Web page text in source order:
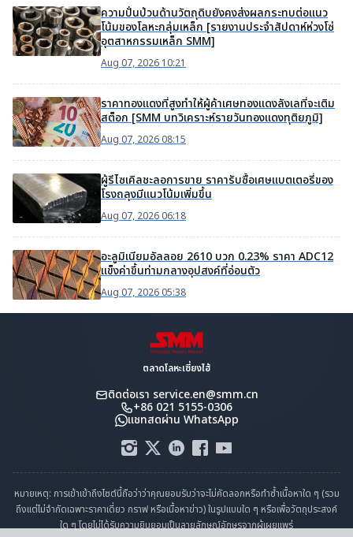
ความปั่นป่วนด้านวัตถุดิบยังคงส่งผลกระทบต่อแนว
โน้มของโลหะกลุ่มเหล็ก [รายงานประจำสัปดาห์ห่วงโซ่
อุตสาหกรรมเหล็ก SMM]
Aug 07, 2026 10:21
ราคาทองแดงที่สูงทำให้ผู้ค้าเศษทองแดงลังเลที่จะเติม
สต็อก [SMM บทวิเคราะห์รายวันทองแดงทุติยภูมิ]
Aug 07, 2026 08:15
ผู้รีไซเคิลชะลอการขาย ราคารับซื้อเศษแบตเตอรี่ของ
โรงถลุงมีแนวโน้มเพิ่มขึ้น
Aug 07, 2026 06:18
อะลูมิเนียมอัลลอย 2610 บวก 0.23% ราคา ADC12
แข็งค่าขึ้นท่ามกลางอุปสงค์ที่อ่อนตัว
Aug 07, 2026 05:38
ตลาดโลหะเซี่ยงไฮ้
ติดต่อเรา service.en@smm.cn
+86 021 5155-0306
แชทสดผ่าน WhatsApp
หมายเหตุ: การเข้าเข้าถึงไซต์นี้ถือว่าว่าคุณยอมรับว่าจะไม่คัดลอกหรือทำซ้ำเนื้อหาใด ๆ (รวม
ถึงแต่ไม่จำกัดเฉพาะราคาเดี่ยว กราฟ หรือเนื้อหาข่าว) ในรูปแบบใด ๆ หรือเพื่อวัตถุประสงค์
ใด ๆ โดยไม่ได้รับความยินยอมเป็นลายลักษณ์อักษรจากผู้เผยแพร่